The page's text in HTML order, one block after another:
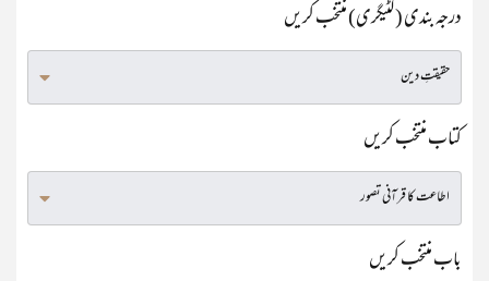
درجہ بندی (کٹیگری) منتخب کریں
کتاب منتخب کریں
باب منتخب کریں